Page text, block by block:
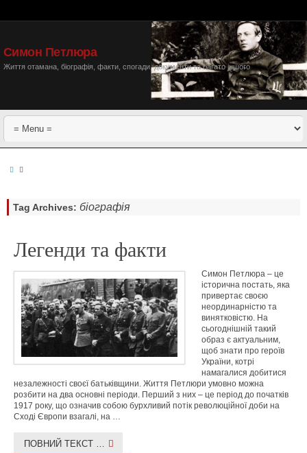
Симон Петлюра
Життя отамана, біографія, факти, спогади, документи та багато іншого
Tag Archives: біографія
Легенди та факти
Симон Петлюра – це
історична постать, яка
привертає своєю
неординарністю та
винятковістю. На
сьогоднішній такий
образ є актуальним,
щоб знати про героїв
України, котрі
намагалися добитися
незалежності своєї батьківщини. Життя Петлюри умовно можна
розбити на два основні періоди. Перший з них – це період до початків
1917 року, що означив coбою бурхливий потік революційної доби на
Сході Європи взагалі, на …
ПОВНИЙ ТЕКСТ …